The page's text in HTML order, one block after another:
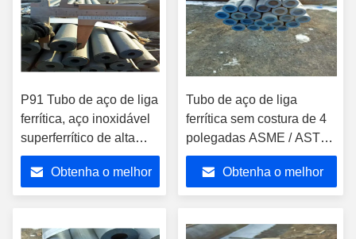
P91 Tubo de aço de liga
ferrítica, aço inoxidável
superferrítico de alta
temperatura
Obtenha o melhor
Tubo de aço de liga
ferrítica sem costura de 4
polegadas ASME / ASTM
A335 padrão 13crmo44
Obtenha o melhor